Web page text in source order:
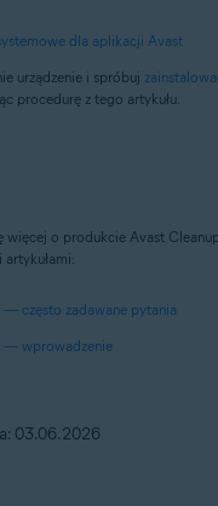
dla aplikacji Avast
urządzenie i spróbuj
procedurę z tego artykułu.
więcej o produkcie Avast
artykułami:
— często zadawane pytania
— wprowadzenie
03.06.2026